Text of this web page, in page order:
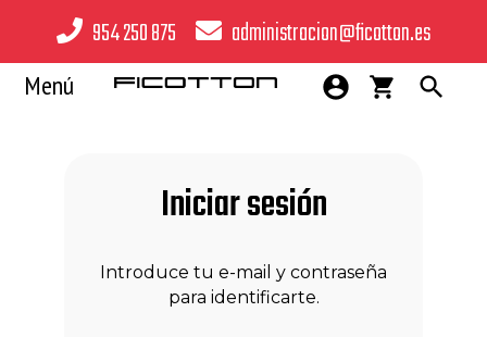
954 250 875 administracion@ficotton.es
Menú
Iniciar sesión
Introduce tu e-mail y contraseña
para identificarte.